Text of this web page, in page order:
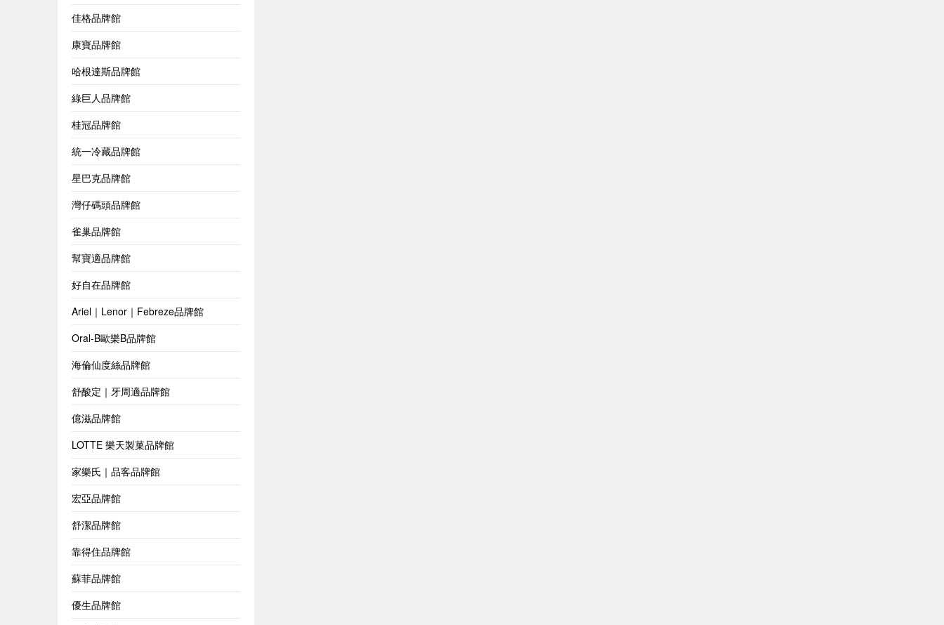
佳格品牌館
康寶品牌館
哈根達斯品牌館
綠巨人品牌館
桂冠品牌館
統一冷藏品牌館
星巴克品牌館
灣仔碼頭品牌館
雀巢品牌館
幫寶適品牌館
好自在品牌館
Ariel｜Lenor｜Febreze品牌館
Oral-B歐樂B品牌館
海倫仙度絲品牌館
舒酸定｜牙周適品牌館
億滋品牌館
LOTTE 樂天製菓品牌館
家樂氏｜品客品牌館
宏亞品牌館
舒潔品牌館
靠得住品牌館
蘇菲品牌館
優生品牌館